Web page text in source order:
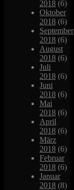
2018 (6)
Oktober
2018 (6)
September
2018 (6)
August
2018 (6)
Juli
2018 (6)
Juni
2018 (6)
Mai
2018 (6)
April
2018 (6)
März
2018 (6)
Februar
2018 (6)
Januar
2018 (8)